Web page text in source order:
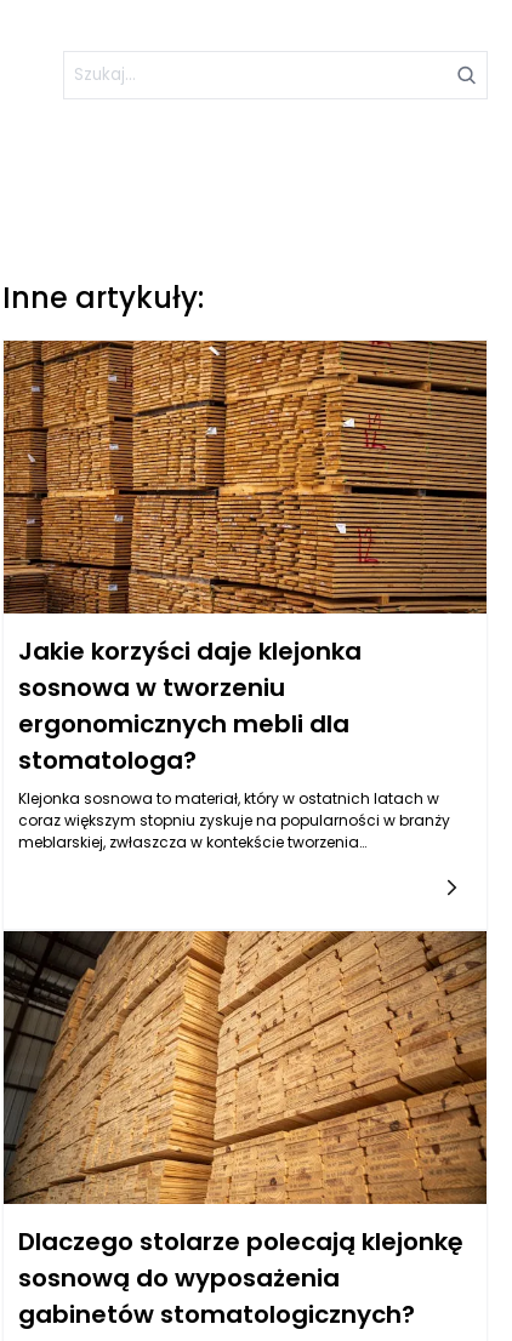
Inne artykuły:
Jakie korzyści daje klejonka
sosnowa w tworzeniu
ergonomicznych mebli dla
stomatologa?
Klejonka sosnowa to materiał, który w ostatnich latach w
coraz większym stopniu zyskuje na popularności w branży
meblarskiej, zwłaszcza w kontekście tworzenia
estetyczne, ale przede wszystkim zapewnia komfort pracy
oraz zdrowie zarówno dla pracowników, jak i
pacjentów. Połączenie elastyczności, wytrzymałości oraz
estetyki sprawia, że klejonka sosnowa staje się materiałem
pierwszego wyboru dla wielu projektantów mebli
dedykowanych dla praktyk stomatologicznych.
Dlaczego stolarze polecają klejonkę
sosnową do wyposażenia
gabinetów stomatologicznych?